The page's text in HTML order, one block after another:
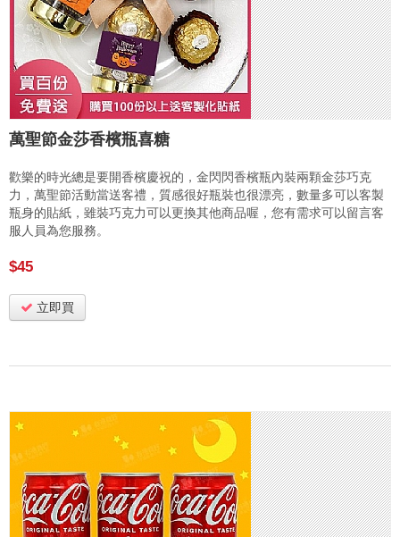
萬聖節金莎香檳瓶喜糖
歡樂的時光總是要開香檳慶祝的，金閃閃香檳瓶內裝兩顆金莎巧克
力，萬聖節活動當送客禮，質感很好瓶裝也很漂亮，數量多可以客製
瓶身的貼紙，雖裝巧克力可以更換其他商品喔，您有需求可以留言客
服人員為您服務。
$45
立即買